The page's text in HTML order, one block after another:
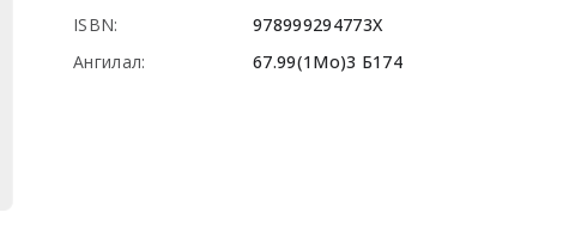
ISBN:
978999294773X
Ангилал:
67.99(1Mo)3 Б174